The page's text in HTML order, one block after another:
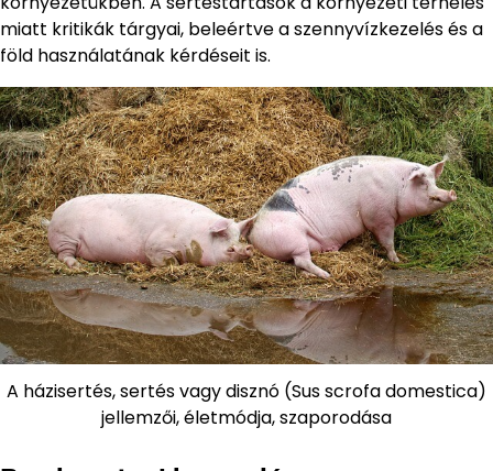
miatt kritikák tárgyai, beleértve a szennyvízkezelés és a
föld használatának kérdéseit is.
A házisertés, sertés vagy disznó (Sus scrofa domestica)
jellemzői, életmódja, szaporodása